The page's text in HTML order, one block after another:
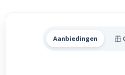
Alle Heaven
Aanbiedingen